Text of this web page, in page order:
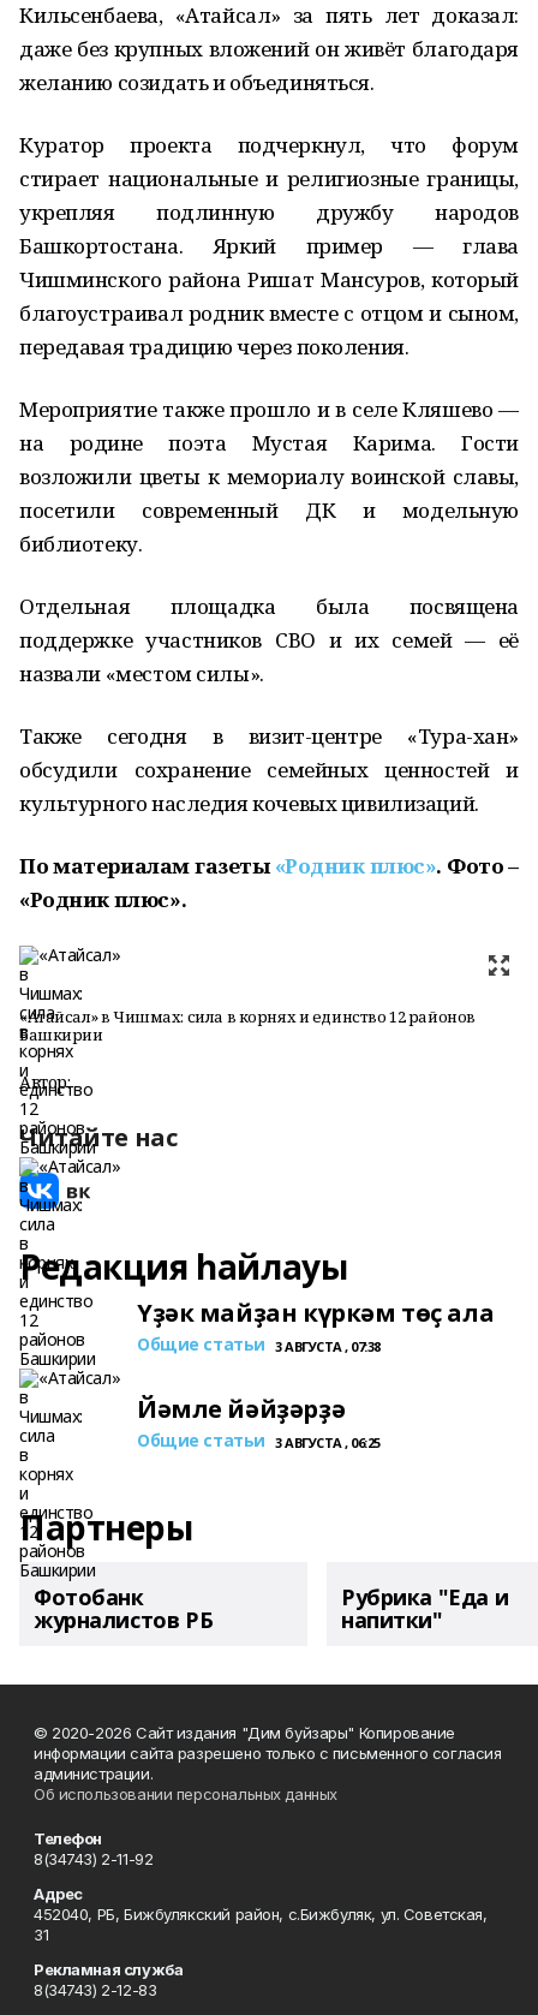
Кильсенбаева, «Атайсал» за пять лет доказал:
даже без крупных вложений он живёт благодаря
желанию созидать и объединяться.
Куратор проекта подчеркнул, что форум
стирает национальные и религиозные границы,
укрепляя подлинную дружбу народов
Башкортостана. Яркий пример — глава
Чишминского района Ришат Мансуров, который
благоустраивал родник вместе с отцом и сыном,
передавая традицию через поколения.
Мероприятие также прошло и в селе Кляшево —
на родине поэта Мустая Карима. Гости
возложили цветы к мемориалу воинской славы,
посетили современный ДК и модельную
библиотеку.
Отдельная площадка была посвящена
поддержке участников СВО и их семей — её
назвали «местом силы».
Также сегодня в визит-центре «Тура-хан»
обсудили сохранение семейных ценностей и
культурного наследия кочевых цивилизаций.
По материалам газеты«Родник плюс». Фото –
«Родник плюс».
«Атайсал» в Чишмах: сила в корнях и единство 12 районов
Башкирии
Автор:
Читайте нас
Редакция һайлауы
Үҙәк майҙан күркәм төҫ ала
Общие статьи 3 АВГУСТА , 07:38
Йәмле йәйҙәрҙә
Общие статьи 3 АВГУСТА , 06:25
Партнеры
Фотобанк
журналистов РБ
Рубрика "Еда и
напитки"
© 2020-2026 Сайт издания "Дим буйзары" Копирование
информации сайта разрешено только с письменного согласия
администрации.
Об использовании персональных данных
Телефон
8(34743) 2-11-92
Адрес
452040, РБ, Бижбулякский район, с.Бижбуляк, ул. Советская,
31
Рекламная служба
8(34743) 2-12-83